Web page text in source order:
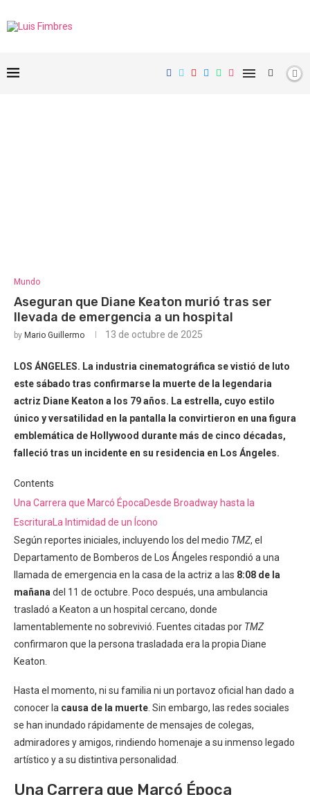
Mundo
Aseguran que Diane Keaton murió tras ser
llevada de emergencia a un hospital
by Mario Guillermo 13 de octubre de 2025
LOS ÁNGELES. La industria cinematográfica se vistió de luto
este sábado tras confirmarse la muerte de la legendaria
actriz Diane Keaton a los 79 años. La estrella, cuyo estilo
único y versatilidad en la pantalla la convirtieron en una figura
emblemática de Hollywood durante más de cinco décadas,
falleció tras un incidente en su residencia en Los Ángeles.
Contents
Una Carrera que Marcó ÉpocaDesde Broadway hasta la
Escritura La Intimidad de un Ícono
Según reportes iniciales, incluyendo los del medio TMZ, el
Departamento de Bomberos de Los Ángeles respondió a una
llamada de emergencia en la casa de la actriz a las 8:08 de la
mañana del 11 de octubre. Poco después, una ambulancia
trasladó a Keaton a un hospital cercano, donde
lamentablemente no sobrevivió. Fuentes citadas por TMZ
confirmaron que la persona trasladada era la propia Diane
Keaton.
Hasta el momento, ni su familia ni un portavoz oficial han dado a
conocer la causa de la muerte . Sin embargo, las redes sociales
se han inundado rápidamente de mensajes de colegas,
admiradores y amigos, rindiendo homenaje a su inmenso legado
artístico y a su distintiva personalidad.
Una Carrera que Marcó Época